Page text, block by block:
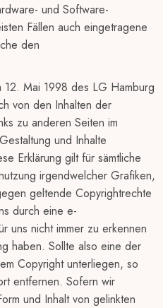
und Software-
Fällen auch eingetragene
den
12. Mai 1998 des LG Hamburg
von den Inhalten der
zu anderen Seiten im
und Inhalte
Erklärung gilt für sämtliche
irgendwelcher Grafiken,
geltende Copyrightrechte
durch eine e-
uns nicht immer zu erkennen
haben. Sollte also eine der
Copyright unterliegen, so
entfernen. Sofern wir
und Inhalt von gelinkten